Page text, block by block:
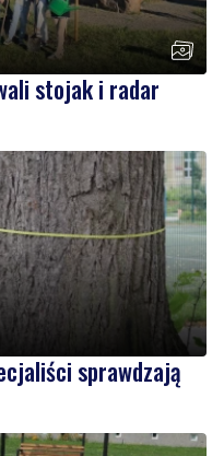
stojak i radar
sprawdzają